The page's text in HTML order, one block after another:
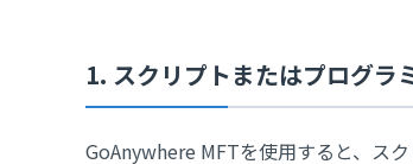
1. スクリプトまたはプログラ
GoAnywhere MFTを使用すると、ス